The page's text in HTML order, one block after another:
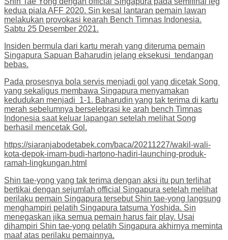
kedua piala AFF 2020. Sin kesal lantaran pemain lawan
melakukan provokasi kearah Bench Timnas Indonesia.
Sabtu 25 Desember 2021.
Insiden bermula dari kartu merah yang diteruma pemain
Singapura Sapuan Baharudin jelang eksekusi tendangan
bebas.
Pada prosesnya bola servis menjadi gol yang dicetak Song
yang sekaligus membawa Singapura menyamakan
kedudukan menjadi 1-1. Baharudin yang tak terima di kartu
merah sebelumnya berselebrasi ke arah bench Timnas
Indonesia saat keluar lapangan setelah melihat Song
berhasil mencetak Gol.
https://siaranjabodetabek.com/baca/20211227/wakil-wali-
kota-depok-imam-budi-hartono-hadiri-launching-produk-
ramah-lingkungan.html
Shin tae-yong yang tak terima dengan aksi itu pun terlihat
bertikai dengan sejumlah official Singapura setelah melihat
perilaku pemain Singapura tersebut Shin tae-yong langsung
menghampiri pelatih Singapura tatsuma Yoshida. Sin
menegaskan jika semua pemain harus fair play. Usai
dihampiri Shin tae-yong pelatih Singapura akhirnya meminta
maaf atas perilaku pemainnya.